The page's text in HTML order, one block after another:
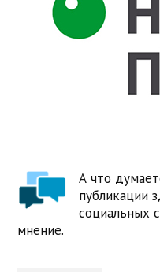
А что
публикации
социальных
мнение.